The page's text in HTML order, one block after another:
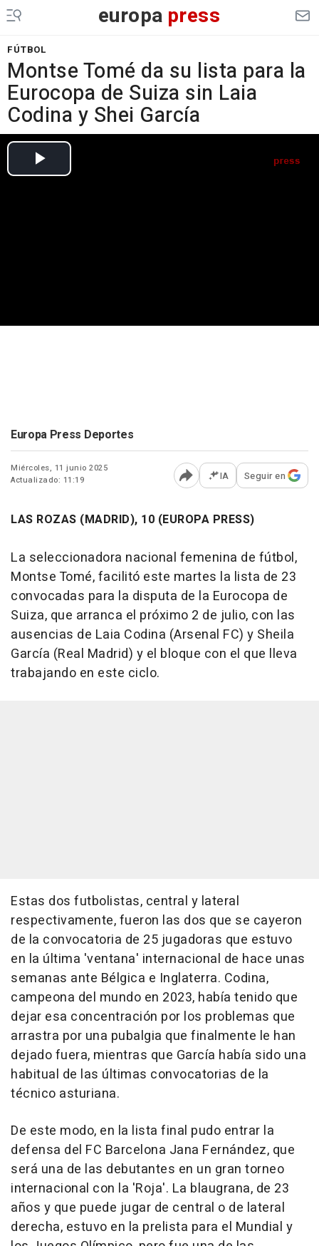
europa press
FÚTBOL
Montse Tomé da su lista para la
Eurocopa de Suiza sin Laia
Codina y Shei García
Europa Press Deportes
Miércoles, 11 junio 2025
Actualizado: 11:19
Abrir opciones para
IA Seguir en
LAS ROZAS (MADRID), 10 (EUROPA PRESS)
La seleccionadora nacional femenina de fútbol,
Montse Tomé, facilitó este martes la lista de 23
convocadas para la disputa de la Eurocopa de
Suiza, que arranca el próximo 2 de julio, con las
ausencias de Laia Codina (Arsenal FC) y Sheila
García (Real Madrid) y el bloque con el que lleva
trabajando en este ciclo.
Estas dos futbolistas, central y lateral
respectivamente, fueron las dos que se cayeron
de la convocatoria de 25 jugadoras que estuvo
en la última 'ventana' internacional de hace unas
semanas ante Bélgica e Inglaterra. Codina,
campeona del mundo en 2023, había tenido que
dejar esa concentración por los problemas que
arrastra por una pubalgia que finalmente le han
dejado fuera, mientras que García había sido una
habitual de las últimas convocatorias de la
técnico asturiana.
De este modo, en la lista final pudo entrar la
defensa del FC Barcelona Jana Fernández, que
será una de las debutantes en un gran torneo
internacional con la 'Roja'. La blaugrana, de 23
años y que puede jugar de central o de lateral
derecha, estuvo en la prelista para el Mundial y